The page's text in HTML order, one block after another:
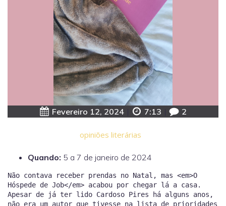
Fevereiro 12, 2024 7:13 2
opiniões literárias
Quando: 5 a 7 de janeiro de 2024
Não contava receber prendas no Natal, mas <em>O
Hóspede de Job</em> acabou por chegar lá a casa.
Apesar de já ter lido Cardoso Pires há alguns anos,
não era um autor que tivesse na lista de prioridades